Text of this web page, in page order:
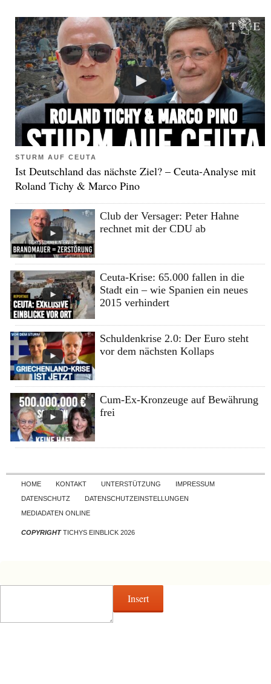
STURM AUF CEUTA
Ist Deutschland das nächste Ziel? – Ceuta-Analyse mit
Roland Tichy & Marco Pino
Club der Versager: Peter Hahne
rechnet mit der CDU ab
Ceuta-Krise: 65.000 fallen in die
Stadt ein – wie Spanien ein neues
2015 verhindert
Schuldenkrise 2.0: Der Euro steht
vor dem nächsten Kollaps
Cum-Ex-Kronzeuge auf Bewährung
frei
Skip to content
HOME KONTAKT UNTERSTÜTZUNG
IMPRESSUM
DATENSCHUTZ
DATENSCHUTZEINSTELLUNGEN
MEDIADATEN ONLINE
COPYRIGHTTICHYS EINBLICK 2026
Insert